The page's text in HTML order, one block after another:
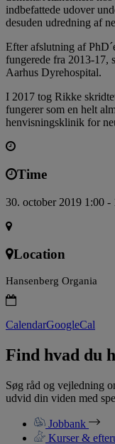
indbefattede udover
desuden udredning af
Efter afslutning af
fungerede fra 2013-17,
Aarhus Dyrehospital.
I 2017 tog Rikke
fungerer som en helt
henvisningsklinik for
Time
30. october 2019 1:00 -
Location
Hansenberg Organia
CalendarGoogleCal
Find hvad du
Søg råd og vejledning
udvid din viden med
Jobbank
Kurser &